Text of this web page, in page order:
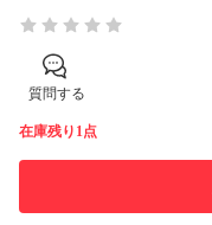
質問する
在庫残り1点